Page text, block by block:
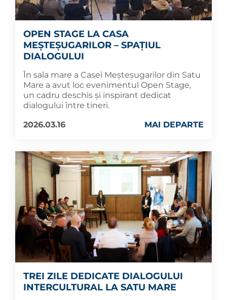
OPEN STAGE LA CASA
MEȘTEȘUGARILOR – SPAȚIUL
DIALOGULUI
În sala mare a Casei Meșteșugarilor din Satu
Mare a avut loc evenimentul Open Stage,
un cadru deschis și inspirant dedicat
dialogului între tineri.
2026.03.16
MAI DEPARTE
TREI ZILE DEDICATE DIALOGULUI
INTERCULTURAL LA SATU MARE